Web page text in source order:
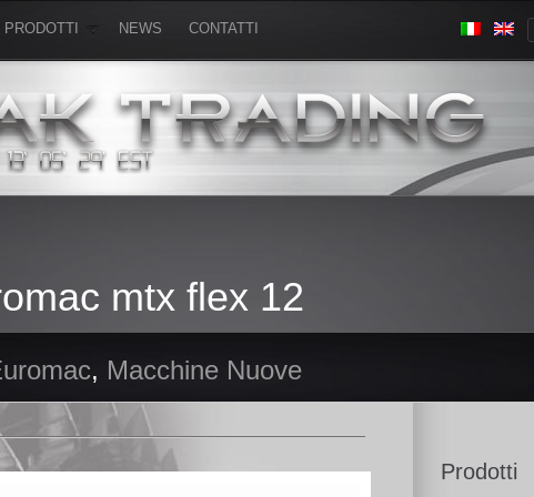
PRODOTTI NEWS CONTATTI
mtx flex 12
, Macchine Nuove
Prodotti